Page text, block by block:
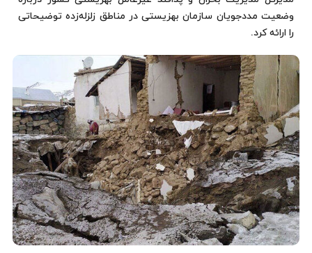
وضعیت مددجویان سازمان بهزیستی در مناطق زلزله‌زده توضیحاتی
را ارائه کرد.